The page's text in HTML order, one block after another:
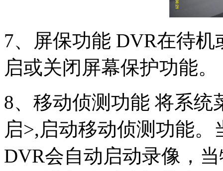
7、屏保功能 DVR在待
启或关闭屏幕保护功能。
8、移动侦测功能 将系统
启>,启动移动侦测功能
DVR会自动启动录像，